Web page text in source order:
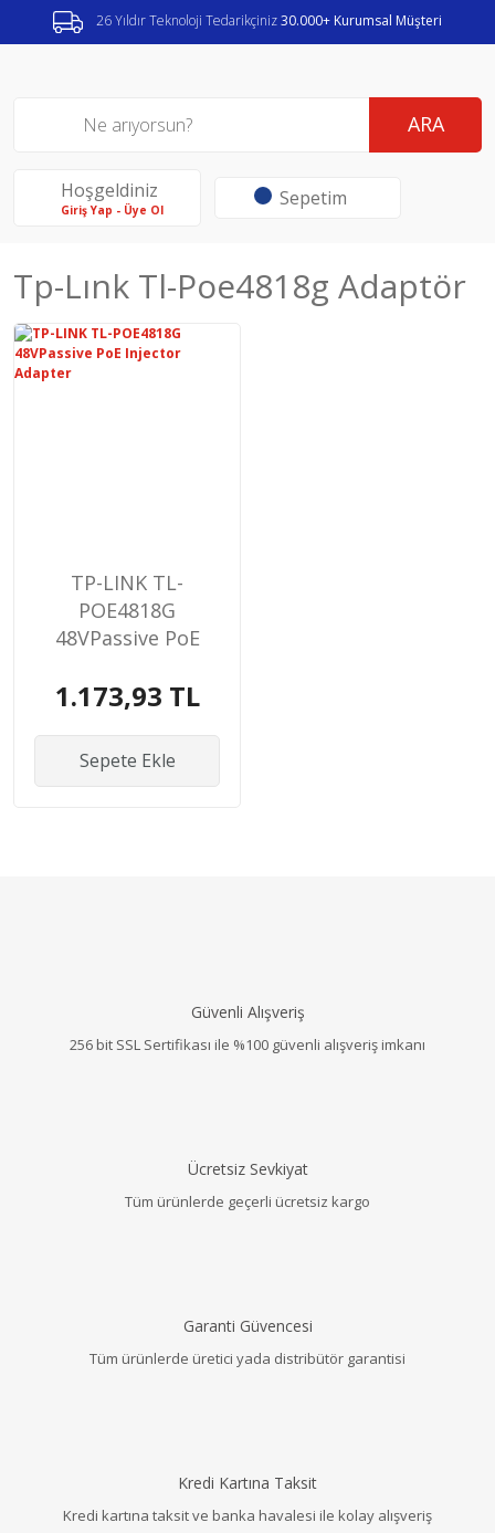
26 Yıldır Teknoloji Tedarikçiniz30.000+ Kurumsal Müşteri
ARA
Hoşgeldiniz
Giriş Yap - Üye Ol Sepetim
Tp-Lınk Tl-Poe4818g Adaptör
TP-LINK TL-
POE4818G
48VPassive PoE
1.173,93 TL
Sepete Ekle
Güvenli Alışveriş
256 bit SSL Sertifikası ile %100 güvenli alışveriş imkanı
Ücretsiz Sevkiyat
Tüm ürünlerde geçerli ücretsiz kargo
Garanti Güvencesi
Tüm ürünlerde üretici yada distribütör garantisi
Kredi Kartına Taksit
Kredi kartına taksit ve banka havalesi ile kolay alışveriş